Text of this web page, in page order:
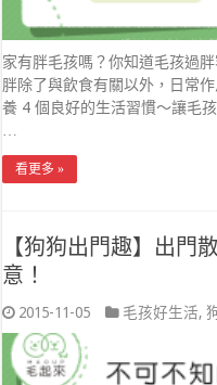
家有胖毛孩嗎？你知道毛孩過
胖除了與飲食有關以外，日常
養 4 個良好的生活習慣～讓毛
看更多 »
【狗狗出門趣】出門
意！
2015-11-05 毛孩好生活,